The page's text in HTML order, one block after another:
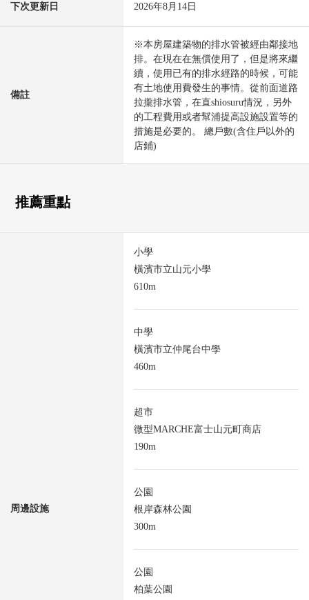
下次更新日 2026年8月14日
備註
※本房屋建築物的排水管被經由鄰接地
排。在現在在無償使用了，但是將來繼
續，使用已有的排水經路的時候，可能
有土地使用費發生的事情。從前面道路
拉攏排水管，在直shiosuru情況，另外
的工程費用或者幫浦提高設施設置等的
措施是必要的。 總戶數(含住戶以外的
店鋪)
推薦重點
周邊設施
小學
橫濱市立山元小學
610m
中學
橫濱市立仲尾台中學
460m
超市
微型MARCHE富士山元町商店
190m
公園
根岸森林公園
300m
公園
柏葉公園